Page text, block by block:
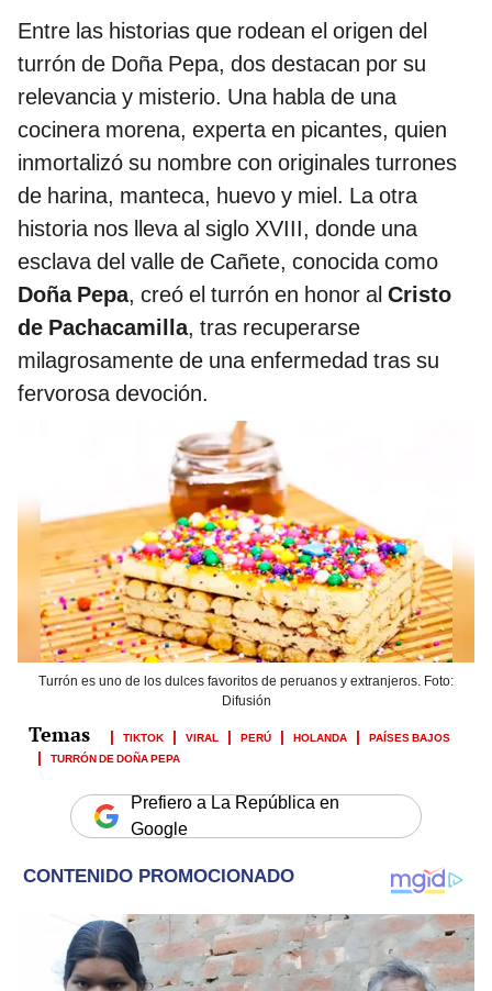
Entre las historias que rodean el origen del
turrón de Doña Pepa, dos destacan por su
relevancia y misterio. Una habla de una
cocinera morena, experta en picantes, quien
inmortalizó su nombre con originales turrones
de harina, manteca, huevo y miel. La otra
historia nos lleva al siglo XVIII, donde una
esclava del valle de Cañete, conocida como
Doña Pepa, creó el turrón en honor al Cristo
de Pachacamilla, tras recuperarse
milagrosamente de una enfermedad tras su
fervorosa devoción.
Turrón es uno de los dulces favoritos de peruanos y extranjeros. Foto:
Difusión
TIKTOK VIRAL PERÚ HOLANDA
PAÍSES BAJOS
TURRÓN DE DOÑA PEPA
Prefiero a La República en
Google